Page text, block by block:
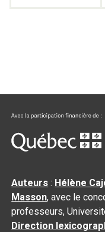
Auteurs : Hélène
Masson, avec le
professeurs,
Direction